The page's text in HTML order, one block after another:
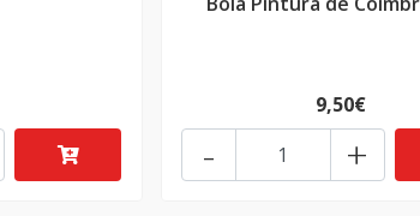
9,50€
+
-